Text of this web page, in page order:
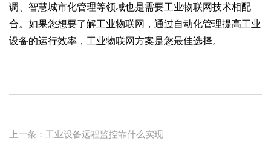
调、智慧城市化管理等领域也是需要工业物联网技术相配
合。如果您想要了解工业物联网，通过自动化管理提高工业
设备的运行效率，工业物联网方案是您最佳选择。
上一条：工业设备远程监控靠什么实现